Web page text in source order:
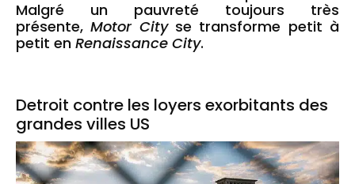
Malgré un pauvreté toujours très
présente,Motor Cityse transforme petit à
petit en Renaissance City.
Detroit contre les loyers exorbitants des
grandes villes US